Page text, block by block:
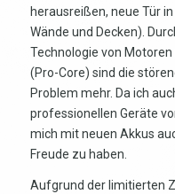
herausreißen, neue Tür
Wände und Decken).
Technologie von
(Pro-Core) sind die
Problem mehr. Da ich
professionellen Geräte
mich mit neuen Akkus
Freude zu haben.
Aufgrund der limitierten